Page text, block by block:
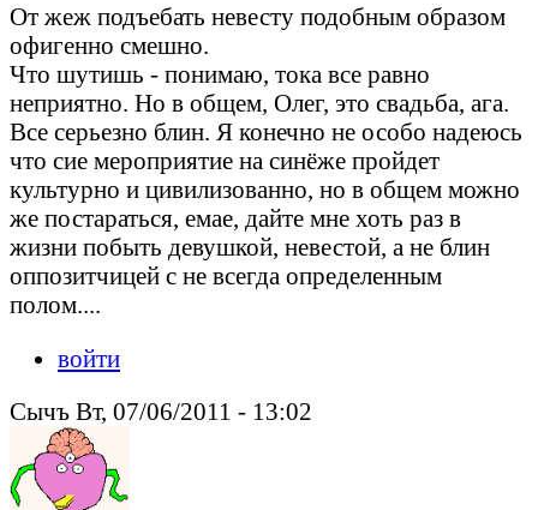
От жеж подъебать невесту подобным образом
офигенно смешно.
Что шутишь - понимаю, тока все равно
неприятно. Но в общем, Олег, это свадьба, ага.
Все серьезно блин. Я конечно не особо надеюсь
что сие мероприятие на синёже пройдет
культурно и цивилизованно, но в общем можно
же постараться, емае, дайте мне хоть раз в
жизни побыть девушкой, невестой, а не блин
оппозитчицей с не всегда определенным
полом....
войти
Сычъ Вт, 07/06/2011 - 13:02